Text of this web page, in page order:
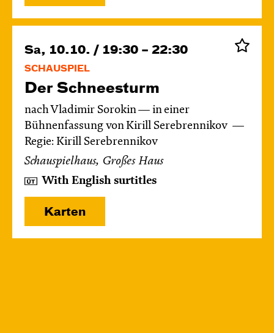
Sa, 10.10. / 19:30 – 22:30
SCHAUSPIEL
Der Schnee­sturm
nach Vladimir Sorokin — in einer
Bühnenfassung von Kirill Serebrennikov
Regie: Kirill Serebrennikov
Schauspielhaus, Großes Haus
With English surtitles
Karten